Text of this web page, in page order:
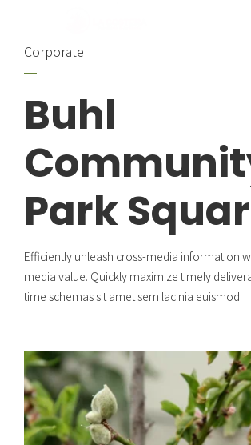
Corporate
Buhl
Park
Efficiently unleash cross-media information
media value. Quickly maximize timely
time schemas sit amet sem lacinia euismod.